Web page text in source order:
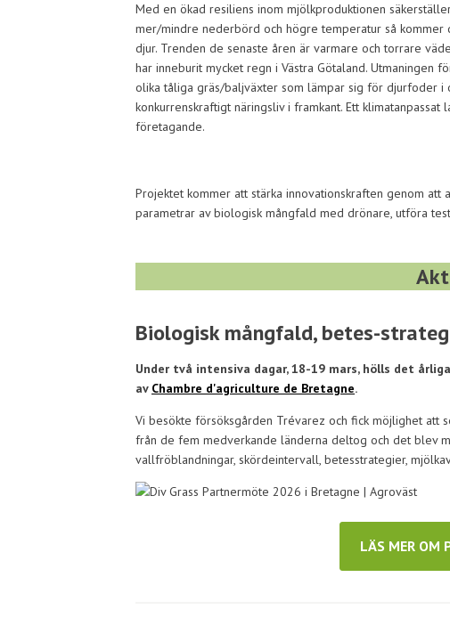
Med en ökad resiliens inom mjölkproduktionen
mer/mindre nederbörd och högre temperatur så
djur. Trenden de senaste åren är varmare och torrare
har inneburit mycket regn i Västra Götaland. Utmaningen
olika tåliga gräs/baljväxter som lämpar sig för djurfoder
konkurrenskraftigt näringsliv i framkant. Ett
företagande.
Projektet kommer att stärka innovationskraften genom
parametrar av biologisk mångfald med drönare, utföra
Biologisk mångfald, betes-
Under två intensiva dagar, 18-19 mars, hölls det
av Chambre d'agriculture de Bretagne.
Vi besökte försöksgården Trévarez och fick möjlighet
från de fem medverkande länderna deltog och det blev
vallfröblandningar, skördeintervall, betesstrategier,
LÄS MER OM